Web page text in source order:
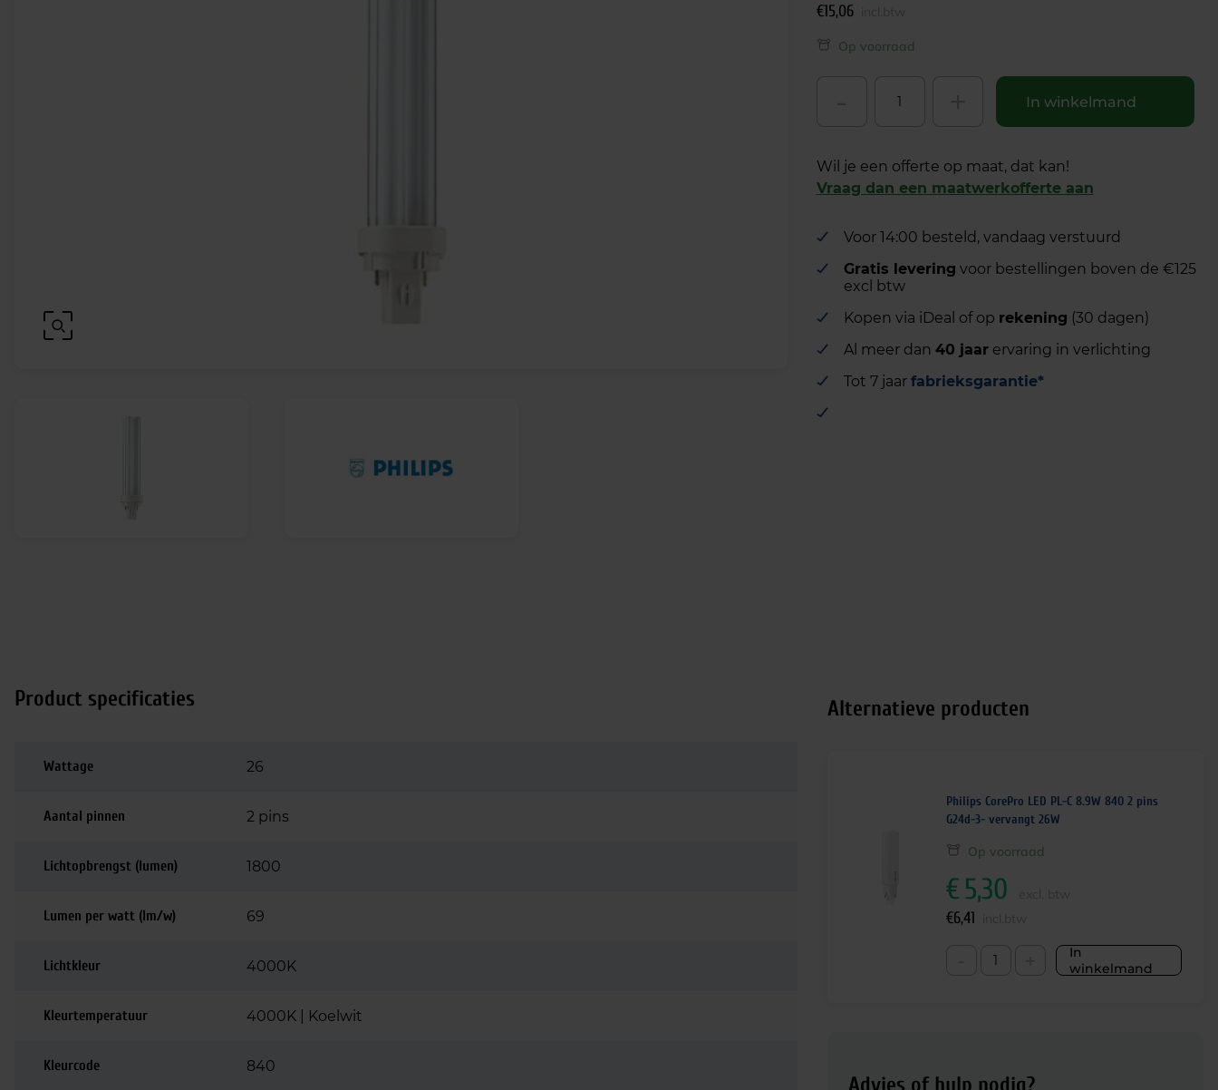
€15,06
Op voorraad
In winkelmand
Wil je een offerte op maat, dat kan!
Vraag dan een maatwerkofferte aan
Voor 14:00 besteld, vandaag verstuurd
Gratis levering voor bestellingen boven de €125
excl btw
Kopen via iDeal of op rekening (30 dagen)
Al meer dan 40 jaarervaring in verlichting
Tot 7 jaar fabrieksgarantie*
Product specificaties
Wattage 26
Aantal pinnen 2 pins
Lichtopbrengst (lumen) 1800
Lumen per watt (lm/w) 69
Lichtkleur 4000K
Kleurtemperatuur 4000K | Koelwit
Kleurcode 840
Alternatieve producten
Philips CorePro LED PL-C 8.9W 840 2 pins
G24d-3- vervangt 26W
Op voorraad
In
winkelmand
€5,30
€6,41
Advies of hulp nodig?